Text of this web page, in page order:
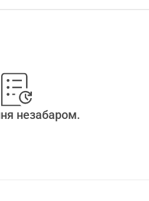
незабаром.